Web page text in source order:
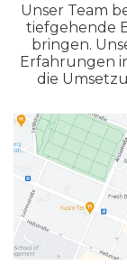
Unser Team
tiefgehende
bringen.
Erfahrungen
die